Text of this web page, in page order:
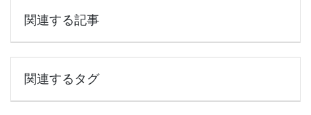
関連する記事
関連するタグ